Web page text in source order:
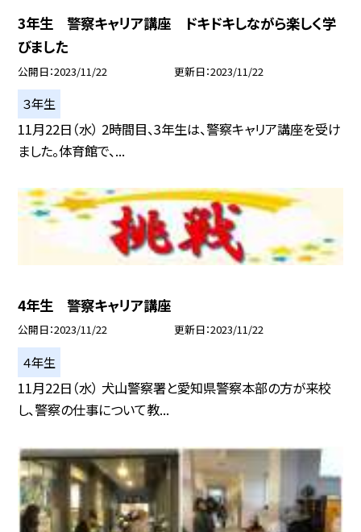
3年生 警察キャリア講座 ドキドキしながら楽しく学
びました
公開日 2023/11/22 更新日 2023/11/22
３年生
11月22日（水） 2時間目、3年生は、警察キャリア講座を受け
ました。体育館で、...
4年生 警察キャリア講座
公開日 2023/11/22 更新日 2023/11/22
４年生
11月22日（水） 犬山警察署と愛知県警察本部の方が来校
し、警察の仕事について教...